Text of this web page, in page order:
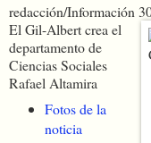
redacción/Información
El Gil-Albert crea el
departamento de
Ciencias Sociales
Rafael Altamira
Fotos de la
noticia